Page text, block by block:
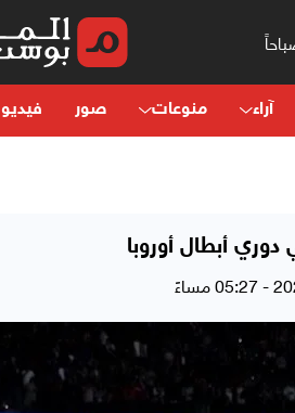
آراء منوعات صور فيديو
أبطال أوروبا